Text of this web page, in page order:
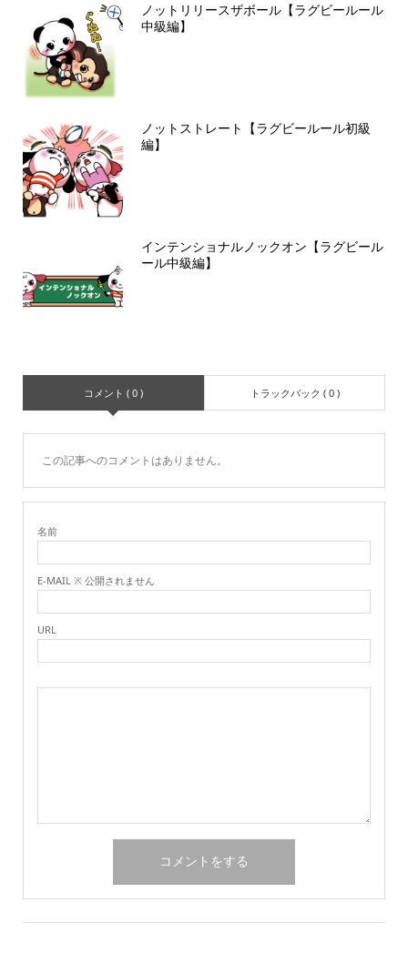
ノットリリースザボール【ラグビールール
中級編】
ノットストレート【ラグビールール初級
編】
インテンショナルノックオン【ラグビール
ール中級編】
コメント ( 0 ) トラックバック ( 0 )
この記事へのコメントはありません。
名前
E-MAIL ※ 公開されません
URL